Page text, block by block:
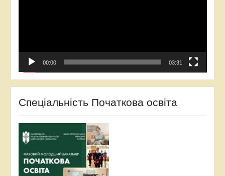
00:00 03:31
Спеціальність Початкова освіта